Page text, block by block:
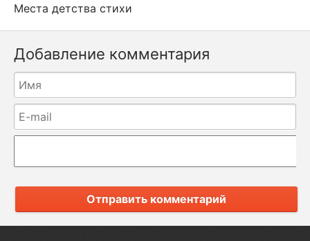
Места детства стихи
Добавление комментария
Отправить комментарий